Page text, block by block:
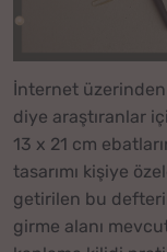
İnternet üzerinden
diye araştıranlar
13 x 21 cm
tasarımı kişiye
getirilen bu
girme alanı